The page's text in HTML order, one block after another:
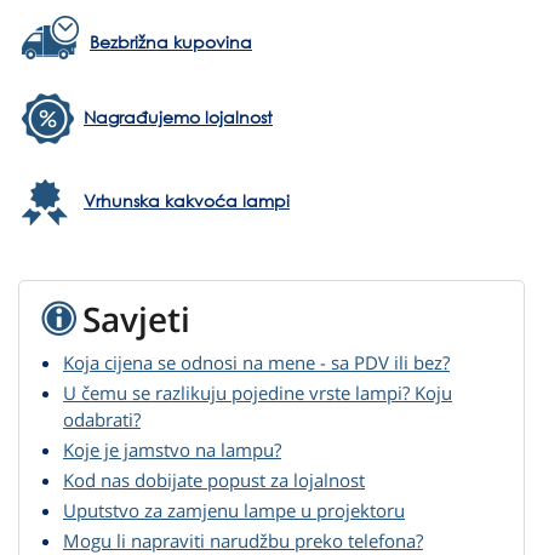
Bezbrižna kupovina
Nagrađujemo lojalnost
Vrhunska kakvoća lampi
Savjeti
Koja cijena se odnosi na mene - sa PDV ili bez?
U čemu se razlikuju pojedine vrste lampi? Koju
odabrati?
Koje je jamstvo na lampu?
Kod nas dobijate popust za lojalnost
Uputstvo za zamjenu lampe u projektoru
Mogu li napraviti narudžbu preko telefona?